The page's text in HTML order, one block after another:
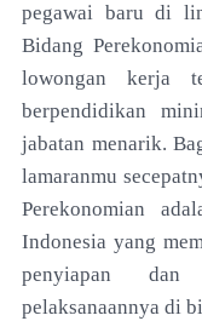
pegawai baru di
Bidang
lowongan kerja
berpendidikan
jabatan menarik.
lamaranmu
Perekonomian
Indonesia yang
penyiapan dan
pelaksanaannya di